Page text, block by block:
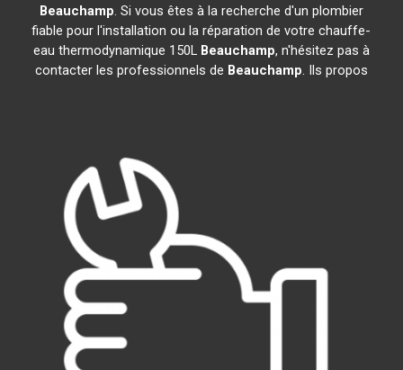
Beauchamp. Si vous êtes à la recherche d'un plombier
fiable pour l'installation ou la réparation de votre chauffe-
eau thermodynamique 150L Beauchamp, n'hésitez pas à
contacter les professionnels de Beauchamp. Ils propos